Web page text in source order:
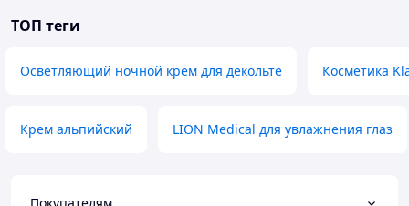
ТОП теги
Осветляющий ночной крем для декольте Косметика
Крем альпийский LION Medical для увлажнения глаз